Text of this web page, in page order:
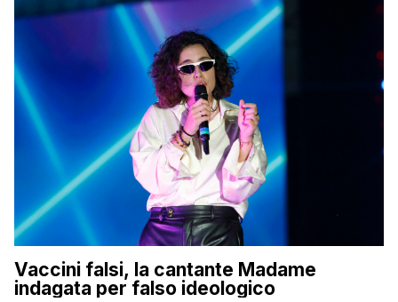
Vaccini falsi, la cantante Madame
indagata per falso ideologico